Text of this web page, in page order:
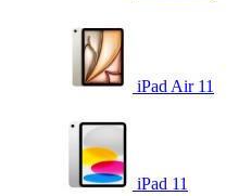
iPad Air 11
iPad 11